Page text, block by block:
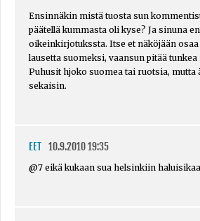
Ensinnäkin mistä tuosta sun
päätellä kummasta oli kyse? Ja sinuna
oikeinkirjotukssta. Itse et näköjään
lausetta suomeksi, vaansun pitää
Puhusit hjoko suomea tai ruotsia, mutta
sekaisin.
EET 10.9.2010 19:35
@7 eikä kukaan sua helsinkiin